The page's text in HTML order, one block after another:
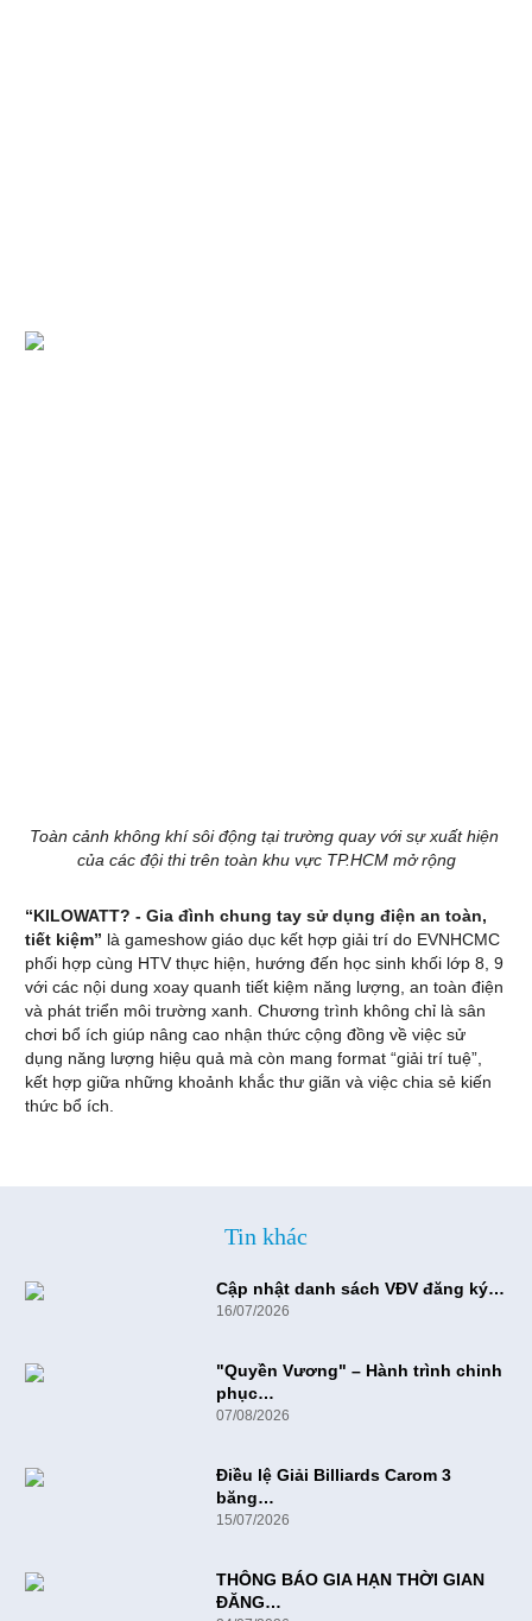
Toàn cảnh không khí sôi động tại trường quay với sự xuất hiện
của các đội thi trên toàn khu vực TP.HCM mở rộng
“KILOWATT? - Gia đình chung tay sử dụng điện an toàn,
tiết kiệm” là gameshow giáo dục kết hợp giải trí do EVNHCMC
phối hợp cùng HTV thực hiện, hướng đến học sinh khối lớp 8, 9
với các nội dung xoay quanh tiết kiệm năng lượng, an toàn điện
và phát triển môi trường xanh. Chương trình không chỉ là sân
chơi bổ ích giúp nâng cao nhận thức cộng đồng về việc sử
dụng năng lượng hiệu quả mà còn mang format “giải trí tuệ”,
kết hợp giữa những khoảnh khắc thư giãn và việc chia sẻ kiến
thức bổ ích.
Tin khác
Cập nhật danh sách VĐV đăng ký…
16/07/2026
"Quyền Vương" – Hành trình chinh
phục…
07/08/2026
Điều lệ Giải Billiards Carom 3
băng…
15/07/2026
THÔNG BÁO GIA HẠN THỜI GIAN
ĐĂNG…